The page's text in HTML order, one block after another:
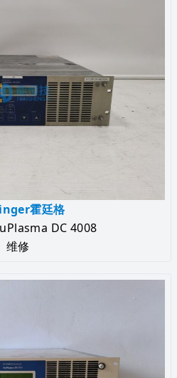
霍廷格
DC 4008
维修